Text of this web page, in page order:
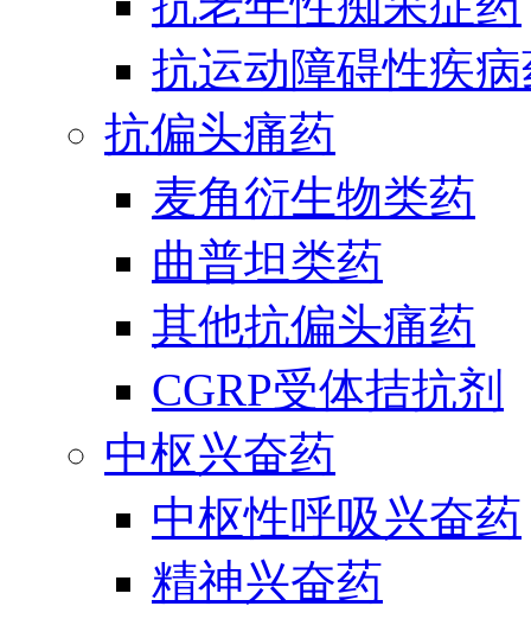
抗运动障碍性疾
抗偏头痛药
麦角衍生物类药
曲普坦类药
其他抗偏头痛药
CGRP受体拮抗剂
中枢兴奋药
中枢性呼吸兴奋药
精神兴奋药